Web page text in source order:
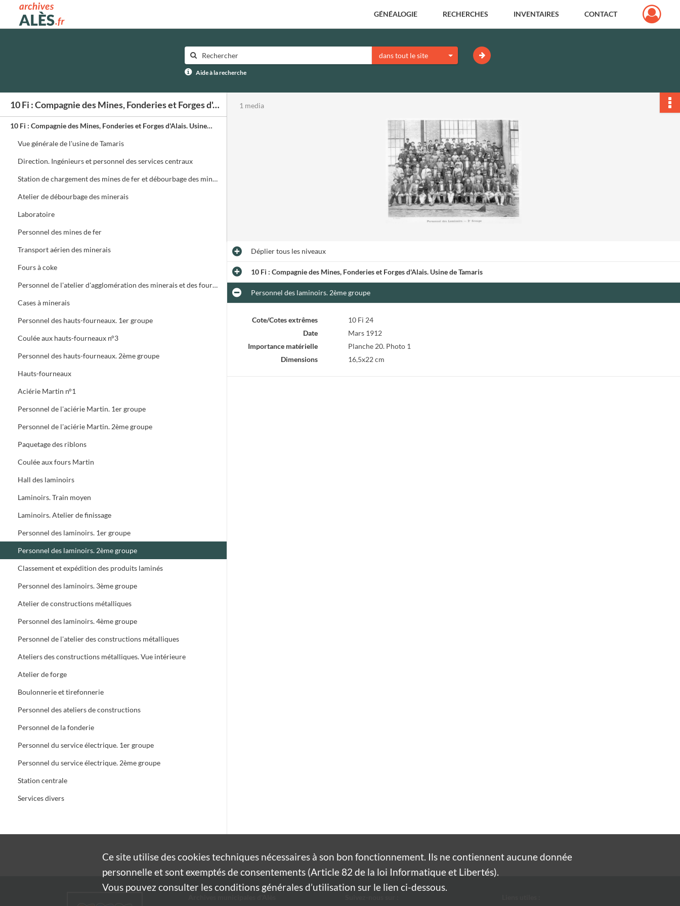
Archives municipales d'Alès GÉNÉALOGIE RECHERCHES INVENTAIRES CONTACT
dans tout le site
Aide à la recherche
10 Fi : Compagnie des Mines, Fonderies et Forges d'Alais. Usine de Tamaris
10 Fi : Compagnie des Mines, Fonderies et Forges d'Alais. Usine de Tamaris
Vue générale de l'usine de Tamaris
Direction. Ingénieurs et personnel des services centraux
Station de chargement des mines de fer et débourbage des minerais
Atelier de débourbage des minerais
Laboratoire
Personnel des mines de fer
Transport aérien des minerais
Fours à coke
Personnel de l'atelier d'agglomération des minerais et des fours à coke
Cases à minerais
Personnel des hauts-fourneaux. 1er groupe
Coulée aux hauts-fourneaux n°3
Personnel des hauts-fourneaux. 2ème groupe
Hauts-fourneaux
Aciérie Martin n°1
Personnel de l'aciérie Martin. 1er groupe
Personnel de l'aciérie Martin. 2ème groupe
Paquetage des riblons
Coulée aux fours Martin
Hall des laminoirs
Laminoirs. Train moyen
Laminoirs. Atelier de finissage
Personnel des laminoirs. 1er groupe
Personnel des laminoirs. 2ème groupe
Classement et expédition des produits laminés
Personnel des laminoirs. 3ème groupe
Atelier de constructions métalliques
Personnel des laminoirs. 4ème groupe
Personnel de l'atelier des constructions métalliques
Ateliers des constructions métalliques. Vue intérieure
Atelier de forge
Boulonnerie et tirefonnerie
Personnel des ateliers de constructions
Personnel de la fonderie
Personnel du service électrique. 1er groupe
Personnel du service électrique. 2ème groupe
Station centrale
Services divers
1 media
Dépliertous les niveaux
10 Fi : Compagnie des Mines, Fonderies et Forges d'Alais. Usine de Tamaris
Personnel des laminoirs. 2ème groupe
Cote/Cotes extrêmes
10 Fi 24
Date
Mars 1912
Importance matérielle
Planche 20. Photo 1
Dimensions
16,5x22 cm
Ce site utilise descookiestechniques nécessaires à son bon fonctionnement. Ils ne contiennent aucune donnée
personnelle et sont exemptés de consentements (Article 82 de la loi Informatique et Libertés).
Vous pouvez consulter les conditions générales d’utilisation sur le lien ci-dessous.